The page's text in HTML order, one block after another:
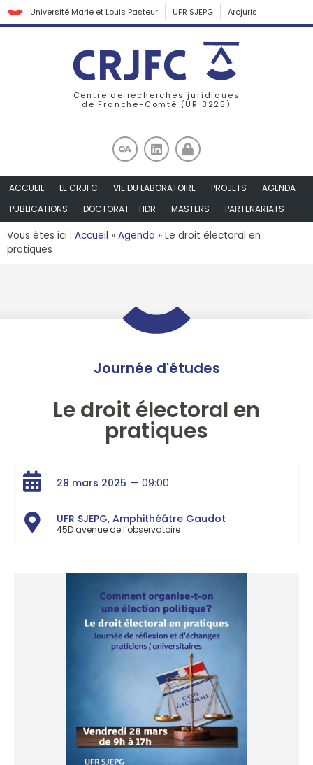
Université Marie et Louis Pasteur UFR SJEPG Arcjuris
Centre de recherches juridiques
de Franche-Comté (UR 3225)
ACCUEIL LE CRJFC VIE DU LABORATOIRE PROJETS
AGENDA
PUBLICATIONS
DOCTORAT – HDR MASTERS PARTENARIATS
Vous êtes ici : Accueil » Agenda » Le droit électoral en
pratiques
Journée d'études
Le droit électoral en
pratiques
28 mars 2025 — 09:00
UFR SJEPG, Amphithéâtre Gaudot
45D avenue de l’observatoire